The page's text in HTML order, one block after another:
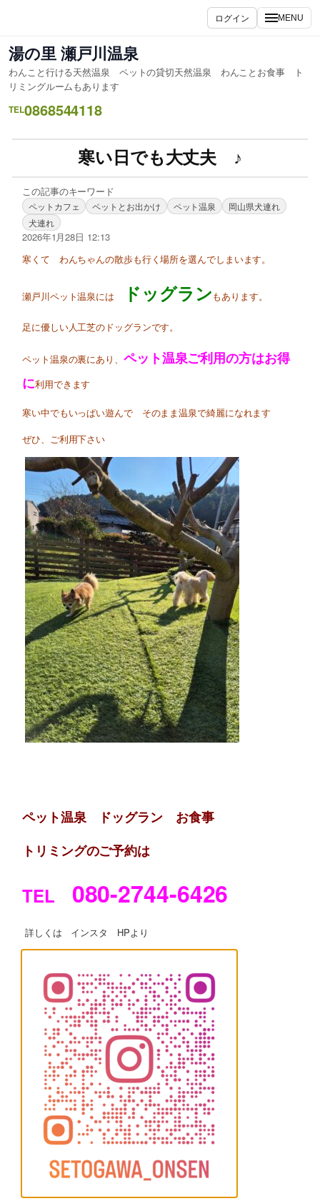
ログイン MENU
湯の里 瀬戸川温泉
わんこと行ける天然温泉 ペットの貸切天然温泉 わんことお食事 ト
リミングルームもあります
TEL0868544118
寒い日でも大丈夫 ♪
この記事のキーワード
ペットカフェ ペットとお出かけ ペット温泉
岡山県犬連れ
犬連れ
2026年1月28日 12:13
寒くて わんちゃんの散歩も行く場所を選んでしまいます。
瀬戸川ペット温泉には ドッグランもあります。
足に優しい人工芝のドッグランです。
ペット温泉の裏にあり、 ペット温泉ご利用の方はお得
に利用できます
寒い中でもいっぱい遊んで そのまま温泉で綺麗になれます
ぜひ、ご利用下さい
ペット温泉 ドッグラン お食事
トリミングのご予約は
TEL 080-2744-6426
詳しくは インスタ HPより